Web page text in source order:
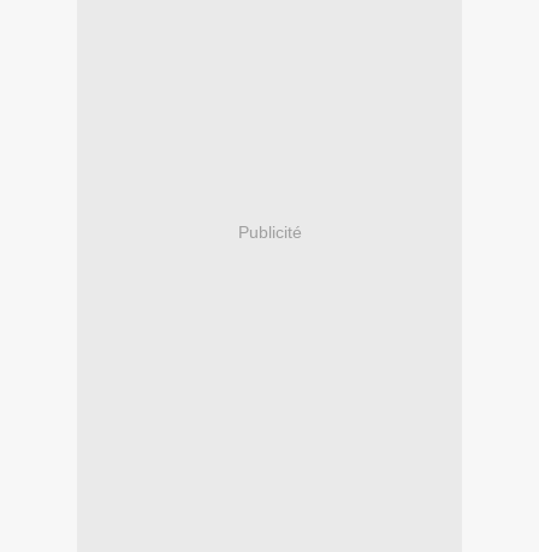
Publicité